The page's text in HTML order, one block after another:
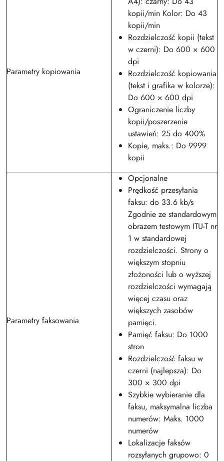
Parametry kopiowania
kopii/min Kolor: Do 43
kopii/min
Rozdzielczość kopii (tekst
w czerni): Do 600 × 600
dpi
Rozdzielczość kopiowania
(tekst i grafika w kolorze):
Do 600 × 600 dpi
Ograniczenie liczby
kopii/poszerzenie
ustawień: 25 do 400%
Kopie, maks.: Do 9999
kopii
Parametry faksowania
Opcjonalne
Prędkość przesyłania
faksu: do 33.6 kb/s
Zgodnie ze standardowym
obrazem testowym ITU-T nr
1 w standardowej
rozdzielczości. Strony o
większym stopniu
złożoności lub o wyższej
rozdzielczości wymagają
więcej czasu oraz
większych zasobów
pamięci.
Pamięć faksu: Do 1000
stron
Rozdzielczość faksu w
czerni (najlepsza): Do
300 × 300 dpi
Szybkie wybieranie dla
faksu, maksymalna liczba
numerów: Maks. 1000
numerów
Lokalizacje faksów
rozsyłanych grupowo: 0